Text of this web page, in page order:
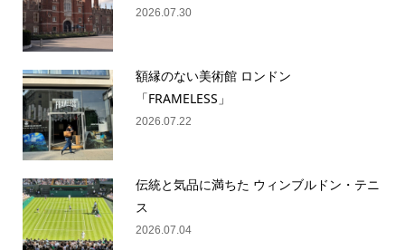
2026.07.30
額縁のない美術館 ロンドン
「FRAMELESS」
2026.07.22
伝統と気品に満ちた ウィンブルドン・テニ
ス
2026.07.04